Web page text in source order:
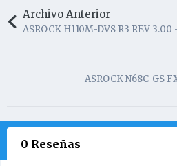
Archivo Anterior
ASROCK H110M-DVS R3 REV
ASROCK N68C-GS
0 Reseñas